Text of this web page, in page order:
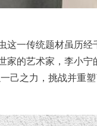
这一传统题材虽历
家的艺术家，李小宁
己之力，挑战并重